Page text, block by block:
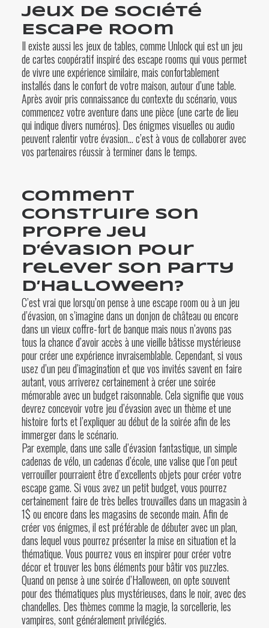
Jeux de société
Escape Room
Il existe aussi les jeux de tables, comme Unlock qui est un jeu
de cartes coopératif inspiré des escape rooms qui vous permet
de vivre une expérience similaire, mais confortablement
installés dans le confort de votre maison, autour d’une table.
Après avoir pris connaissance du contexte du scénario, vous
commencez votre aventure dans une pièce (une carte de lieu
qui indique divers numéros). Des énigmes visuelles ou audio
peuvent ralentir votre évasion… c’est à vous de collaborer avec
vos partenaires réussir à terminer dans le temps.
Comment
construire son
propre jeu
d’évasion pour
relever son party
d’Halloween?
C’est vrai que lorsqu’on pense à une escape room ou à un jeu
d’évasion, on s’imagine dans un donjon de château ou encore
dans un vieux coffre-fort de banque mais nous n’avons pas
tous la chance d’avoir accès à une vieille bâtisse mystérieuse
pour créer une expérience invraisemblable. Cependant, si vous
usez d’un peu d’imagination et que vos invités savent en faire
autant, vous arriverez certainement à créer une soirée
mémorable avec un budget raisonnable. Cela signifie que vous
devrez concevoir votre jeu d’évasion avec un thème et une
histoire forts et l’expliquer au début de la soirée afin de les
immerger dans le scénario.
Par exemple, dans une salle d’évasion fantastique, un simple
cadenas de vélo, un cadenas d’école, une valise que l’on peut
verrouiller pourraient être d’excellents objets pour créer votre
escape game. Si vous avez un petit budget, vous pourrez
certainement faire de très belles trouvailles dans un magasin à
1$ ou encore dans les magasins de seconde main. Afin de
créer vos énigmes, il est préférable de débuter avec un plan,
dans lequel vous pourrez présenter la mise en situation et la
thématique. Vous pourrez vous en inspirer pour créer votre
décor et trouver les bons éléments pour bâtir vos puzzles.
Quand on pense à une soirée d’Halloween, on opte souvent
pour des thématiques plus mystérieuses, dans le noir, avec des
chandelles. Des thèmes comme la magie, la sorcellerie, les
vampires, sont généralement privilégiés.